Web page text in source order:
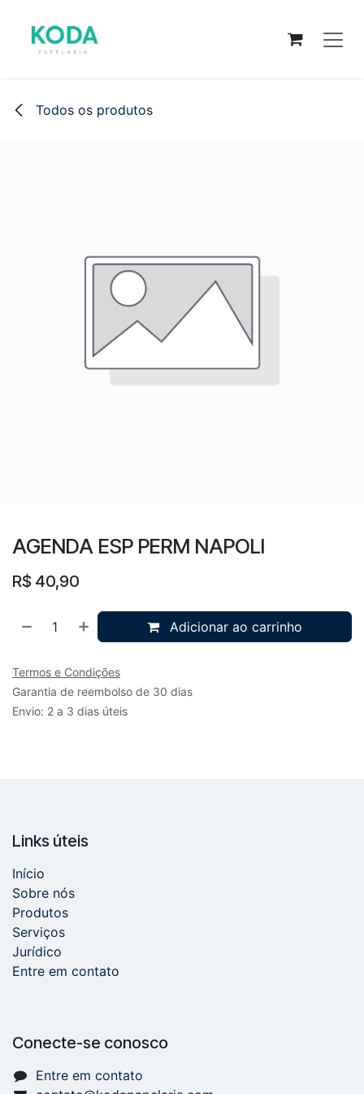
Todos os produtos
AGENDA ESP PERM NAPOLI
R$ 40,90
Adicionar ao carrinho
Termos e Condições
Garantia de reembolso de 30 dias
Envio: 2 a 3 dias úteis
Links úteis
Início
Sobre nós
Produtos
Serviços
Jurídico
Entre em contato
Conecte-se conosco
Entre em contato